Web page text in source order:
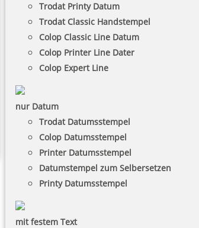
Trodat Printy Datum
Trodat Classic Handstempel
Colop Classic Line Datum
Colop Printer Line Dater
Colop Expert Line
nur Datum
Trodat Datumsstempel
Colop Datumsstempel
Printer Datumsstempel
Datumstempel zum Selbersetzen
Printy Datumsstempel
mit festem Text